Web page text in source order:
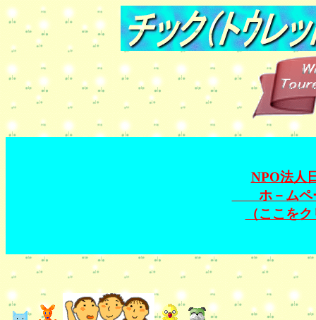
NPO法人
ホ－ムペ
（ここを